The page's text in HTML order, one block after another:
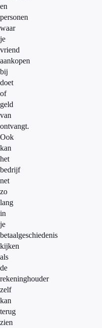
en
personen
waar
je
vriend
aankopen
bij
doet
of
geld
van
ontvangt.
Ook
kan
het
bedrijf
net
zo
lang
in
je
betaalgeschiedenis
kijken
als
de
rekeninghouder
zelf
kan
terug
zien